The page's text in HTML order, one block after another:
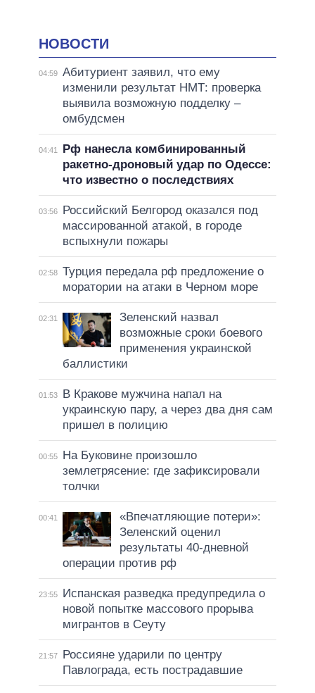
НОВОСТИ
04:59 Абитуриент заявил, что ему
изменили результат НМТ: проверка
выявила возможную подделку –
омбудсмен
04:41
Рф нанесла комбинированный
ракетно-дроновый удар по Одессе:
что известно о последствиях
03:56
Российский Белгород оказался под
массированной атакой, в городе
вспыхнули пожары
02:58 Турция передала рф предложение о
моратории на атаки в Черном море
02:31
Зеленский назвал
возможные сроки боевого
применения украинской
баллистики
01:53
В Кракове мужчина напал на
украинскую пару, а через два дня сам
пришел в полицию
00:55
На Буковине произошло
землетрясение: где зафиксировали
толчки
00:41
«Впечатляющие потери»:
Зеленский оценил
результаты 40-дневной
операции против рф
23:55
Испанская разведка предупредила о
новой попытке массового прорыва
мигрантов в Сеуту
21:57
Россияне ударили по центру
Павлограда, есть пострадавшие